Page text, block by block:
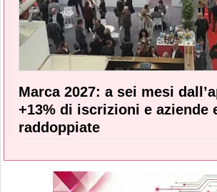
Marca 2027: a sei mesi
+13% di iscrizioni e aziende
raddoppiate